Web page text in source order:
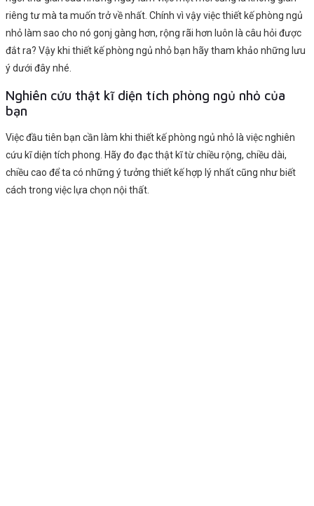
riêng tư mà ta muốn trở về nhất. Chính vì vậy việc thiết kế phòng ngủ
nhỏ làm sao cho nó gonj gàng hơn, rộng rãi hơn luôn là câu hỏi được
đắt ra? Vậy khi thiết kế phòng ngủ nhỏ bạn hãy tham khảo những lưu
ý dưới đây nhé.
Nghiên cứu thật kĩ diện tích phòng ngủ nhỏ của
bạn
Việc đầu tiên bạn cần làm khi thiết kế phòng ngủ nhỏ là việc nghiên
cứu kĩ diện tích phong. Hãy đo đạc thật kĩ từ chiều rộng, chiều dài,
chiều cao để ta có những ý tưởng thiết kế hợp lý nhất cũng như biết
cách trong việc lựa chọn nội thất.